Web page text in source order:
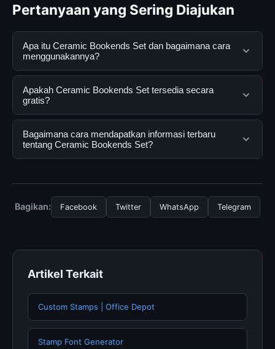
Pertanyaan yang Sering Diajukan
Apa itu Ceramic Bookends Set dan bagaimana cara
menggunakannya?
Ceramic Bookends Set adalah layanan digital yang
dirancang untuk membantu pengguna mendapatkan
informasi lengkap dan terpercaya. Anda dapat
menggunakannya dengan mengunjungi situs resmi dan
mengikuti panduan yang tersedia.
Apakah Ceramic Bookends Set tersedia secara
gratis?
Ya, Ceramic Bookends Set dapat diakses secara gratis
oleh semua pengguna. Tidak ada biaya tersembunyi
atau langganan yang diperlukan untuk menggunakan
Bagaimana cara mendapatkan informasi terbaru
tentang Ceramic Bookends Set?
kami secara berkala. Kami selalu memperbarui konten
dengan informasi terkini dan terpercaya.
Bagikan: Facebook Twitter WhatsApp Telegram
Artikel Terkait
Custom Stamps | Office Depot
Stamp Font Generator